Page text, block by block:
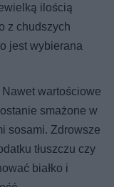
ilością
z chudszych
jest wybierana
wartościowe
smażone w
sosami. Zdrowsze
tłuszczu czy
białko i